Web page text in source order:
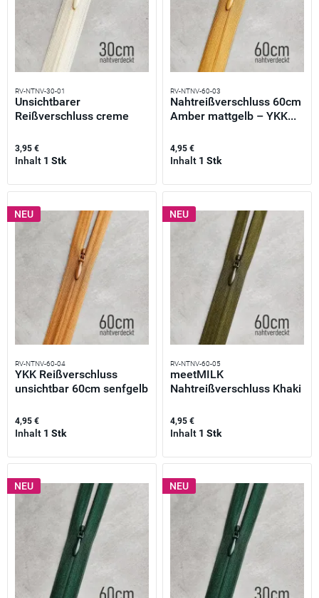
RV-NTNV-30-01
Unsichtbarer
Reißverschluss creme
3,95 €
Inhalt 1 Stk
RV-NTNV-60-03
Nahtreißverschluss 60cm
Amber mattgelb – YKK...
4,95 €
Inhalt 1 Stk
NEU
RV-NTNV-60-04
YKK Reißverschluss
unsichtbar 60cm senfgelb
4,95 €
Inhalt 1 Stk
NEU
RV-NTNV-60-05
meetMILK
Nahtreißverschluss Khaki
4,95 €
Inhalt 1 Stk
NEU NEU